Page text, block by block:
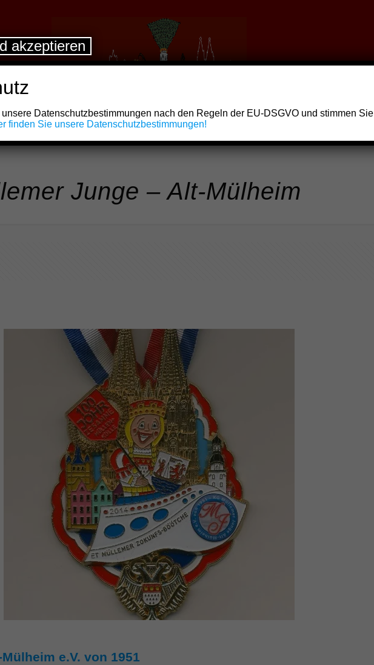
Junge – Alt-Mülheim
e.V. von 1951
Datenschutzbestimmungen nach den Regeln der EU-DSGVO und stimmen Sie
finden Sie unsere Datenschutzbestimmungen!
akzeptieren